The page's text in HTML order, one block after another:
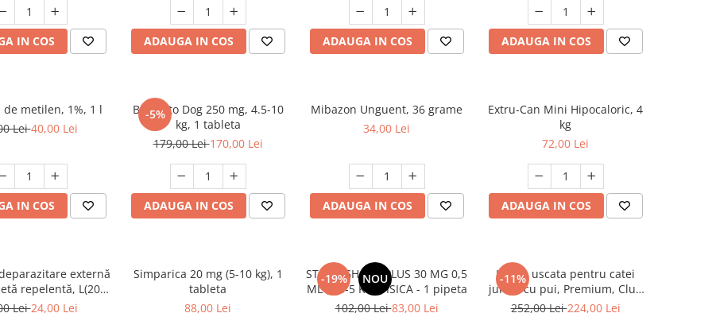
IN COS ADAUGA IN COS ADAUGA IN COS ADAUGA IN COS
metilen, 1%, 1 l
Lei40,00 Lei
IN COS
-5%
Bravecto Dog 250 mg, 4.5-10
kg, 1 tableta
179,00 Lei170,00 Lei
ADAUGA IN COS
Mibazon Unguent, 36 grame
34,00 Lei
ADAUGA IN COS
Extru-Can Mini Hipocaloric, 4
kg
72,00 Lei
ADAUGA IN COS
deparazitare externă
repelentă, L(20 -
1 buc
Lei24,00 Lei
Simparica 20 mg (5-10 kg), 1
tableta
88,00 Lei
-19% NOU
STRONGHOLD PLUS 30 MG 0,5
ML (2,5-5 KG) PISICA - 1 pipeta
102,00 Lei83,00 Lei
-11%
Hrana uscata pentru catei
junior cu pui, Premium, Club
4 Paws, 14 kg
252,00 Lei224,00 Lei